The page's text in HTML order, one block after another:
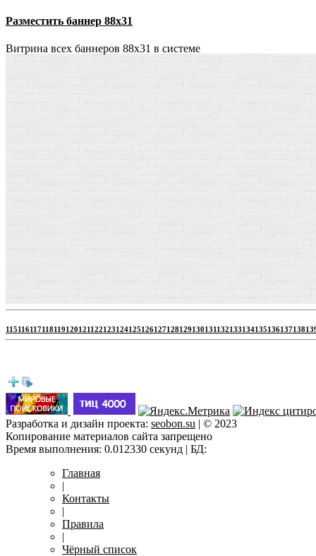
Разместить баннер 88х31
Витрина всех баннеров 88x31 в системе
115116117118119120121122123124125126127128129130131132133134135136137138
Разработка и дизайн проекта: seobon.su | © 2023
Копирование материалов сайта запрещено
Время выполнения: 0.012330 секунд | БД:
Главная
|
Контакты
|
Правила
|
Чёрный список